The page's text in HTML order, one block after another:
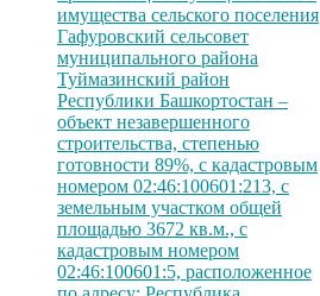
имущества сельского поселения
Гафуровский сельсовет
муниципального района
Туймазинский район
Республики Башкортостан –
объект незавершенного
строительства, степенью
готовности 89%, с кадастровым
номером 02:46:100601:213, с
земельным участком общей
площадью 3672 кв.м., с
кадастровым номером
02:46:100601:5, расположенное